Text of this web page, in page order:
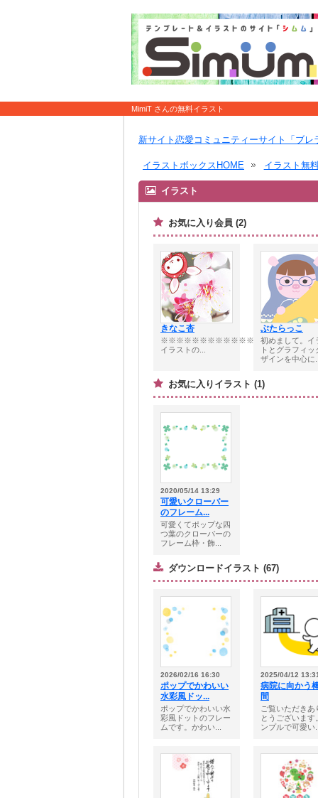
MimiT さんの無料イラスト
新サイト恋愛コミュニティーサイト「ブレ
イラストボックスHOME イラスト無
イラスト
お気に入り会員 (2)
きなこ杏
※※※※※※※※※※※※※※※※※※※■
イラストの...
ぶたらっこ
初めまして。イ
トとグラフィッ
ザインを中心に
お気に入りイラスト (1)
2020/05/14 13:29
可愛いクローバー
のフレーム...
可愛くてポップな四
つ葉のクローバーの
フレーム枠・飾...
ダウンロードイラスト (67)
2026/02/16 16:30
ポップでかわいい
水彩風ドッ...
ポップでかわいい水
彩風ドットのフレー
ムです。かわい...
2025/04/12
病院に向かう
間
ご覧いただきあ
とうございます
ンプルで可愛い